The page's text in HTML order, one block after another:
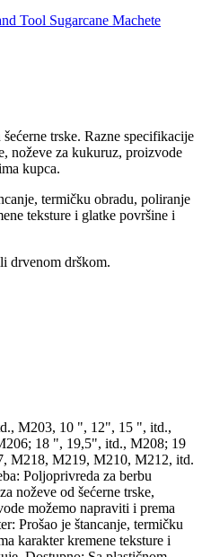
trske. Razne specifikacije
noževe za kukuruz, proizvode
kupca.
termičku obradu, poliranje
teksture i glatke površine i
drvenom drškom.
M203, 10 ", 12", 15 ", itd.,
18 ", 19,5", itd., M208; 19
M218, M219, M210, M212, itd.
Poljoprivreda za berbu
noževe od šećerne trske,
možemo napraviti i prema
Prošao je štancanje, termičku
karakter kremene teksture i